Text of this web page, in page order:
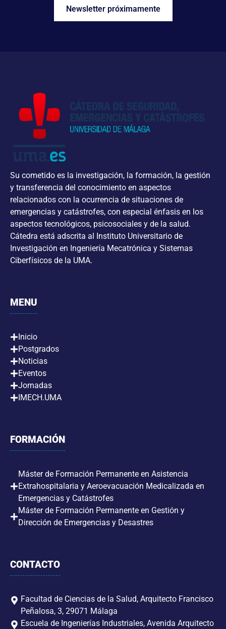
Newsletter próximamente
Su cometido es la investigación, la formación, la gestión
y transferencia del conocimiento en aspectos
relacionados con la ocurrencia de situaciones de
emergencias y catástrofes, con especial énfasis en los
aspectos tecnológicos, psicosociales y de la salud.
Cátedra está adscrita al Instituto Universitario de
Investigación en Ingeniería Mecatrónica y Sistemas
Ciberfísicos de la UMA.
MENU
Inicio
Postgrados
Noticias
Eventos
Jornadas
IMECH.UMA
FORMACIÓN
Máster de Formación Permanente en Asistencia
Extrahospitalaria y Aeroevacuación Medicalizada en
Emergencias y Catástrofes
Máster de Formación Permanente en Gestión y
Dirección de Emergencias y Desastres
CONTACTO
Facultad de Ciencias de la Salud, Arquitecto Francisco
Peñalosa, 3, 29071 Málaga
Escuela de Ingenierías Industriales, Avenida Arquitecto